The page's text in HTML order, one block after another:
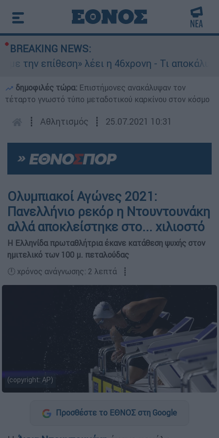
BREAKING NEWS:
επίθεση» λέει η 46χρονη - Τι αποκάλυψε
δημοφιλές τώρα: Επιστήμονες ανακάλυψαν τον
τέταρτο γνωστό τύπο μεταδοτικού καρκίνου στον κόσμο
┋ Αθλητισμός ┋ 25.07.2021 10:31
Ολυμπιακοί Αγώνες 2021:
Πανελλήνιο ρεκόρ η Ντουντουνάκη
αλλά αποκλείστηκε στο... χιλιοστό
Η Ελληνίδα πρωταθλήτρια έκανε κατάθεση ψυχής στον
ημιτελικό των 100 μ. πεταλούδας
🕛 χρόνος ανάγνωσης: 2 λεπτά ┋
(copyright: AP)
Προσθέστε το ΕΘΝΟΣ στη Google